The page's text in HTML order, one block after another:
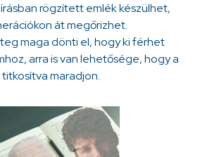
rögzített emlék készülhet,
át megőrizhet.
maga dönti el, hogy ki férhet
arra is van lehetősége, hogy a
maradjon.